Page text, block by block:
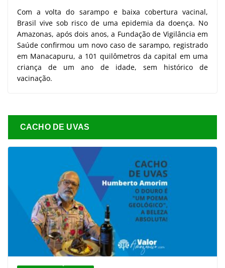
Com a volta do sarampo e baixa cobertura vacinal,
Brasil vive sob risco de uma epidemia da doença. No
Amazonas, após dois anos, a Fundação de Vigilância em
Saúde confirmou um novo caso de sarampo, registrado
em Manacapuru, a 101 quilômetros da capital em uma
criança de um ano de idade, sem histórico de
vacinação.
CACHO DE UVAS